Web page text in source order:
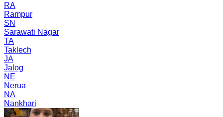
RA
Rampur
SN
Sarawati Nagar
TA
Taklech
JA
Jalog
NE
Nerua
NA
Nankhari